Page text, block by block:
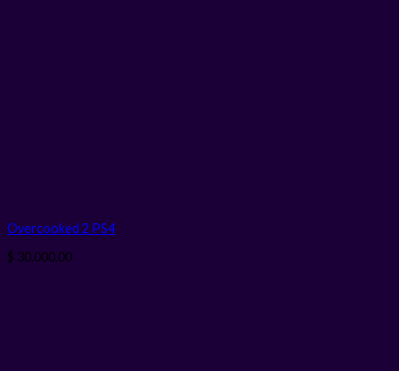
Overcooked 2 PS4
$ 30.000,00